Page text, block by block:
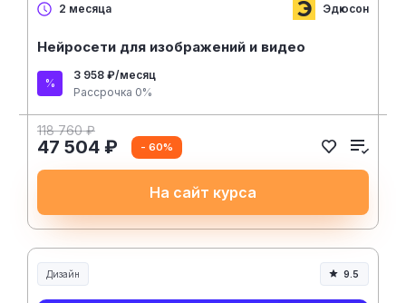
2 месяца Эдюсон
Нейросети для изображений и видео
3 958 ₽/месяц
Рассрочка 0%
118 760 ₽
47 504 ₽ - 60%
На сайт курса
Дизайн 9.5